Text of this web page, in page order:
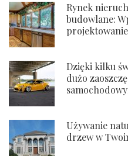
Rynek
budowlane:
projektowanie
Dzięki kilku
dużo
Używanie
drzew w